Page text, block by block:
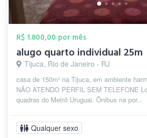
R$ 1.800,00 por mês
alugo quarto individual 25m
Tijuca, Rio de Janeiro - RJ
casa de 150m² na Tijuca, em ambiente
NÃO ATENDO PERFIL SEM TELEFONE
quadras do Metrô Uruguai. Ônibus na por...
Qualquer sexo